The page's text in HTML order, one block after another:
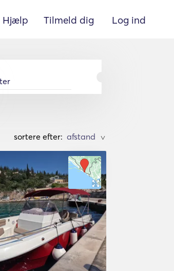
Hjælp Tilmeld dig Log ind
sortere efter: >